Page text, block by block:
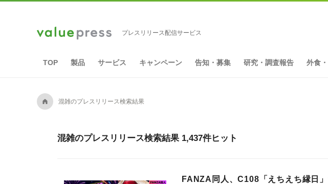
プレスリリース配信サービス
TOP 製品 サービス キャンペーン 告知・募集 研究・調査報告 外食
A 混雑のプレスリリース検索結果
混雑のプレスリリース検索結果 1,437件ヒット
FANZA同人、C108「えちえち縁日